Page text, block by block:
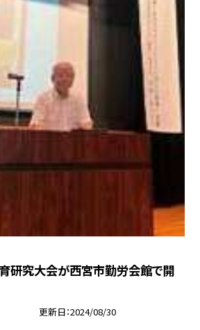
研究大会が西宮市勤労会館で開
更新日 2024/08/30